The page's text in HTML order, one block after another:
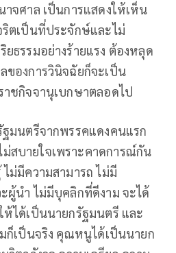
าจศาล เป็นการแสดงให้เห็น
ตเป็นที่ประจักษ์และไม่
ธรรมอย่างร้ายแรง ต้องหลุด
ของการวินิจฉัยก็จะเป็น
ชกิจจานุเบกษาตลอดไป
มนตรีจากพรรคแดงคนแรก
สบายใจเพราะคาดการณ์กัน
ม่มีความสามารถ ไม่มี
ผู้นำ ไม่มีบุคลิกที่ดีงาม จะได้
ได้เป็นนายกรัฐมนตรี และ
ก็เป็นจริง คุณหนูได้เป็นนายก